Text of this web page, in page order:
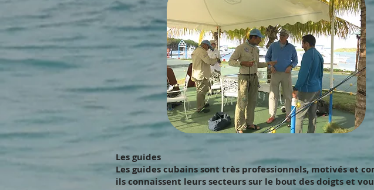
Les guides
Les guides cubains sont très professionnels, motivés et
ils connaissent leurs secteurs sur le bout des doigts et